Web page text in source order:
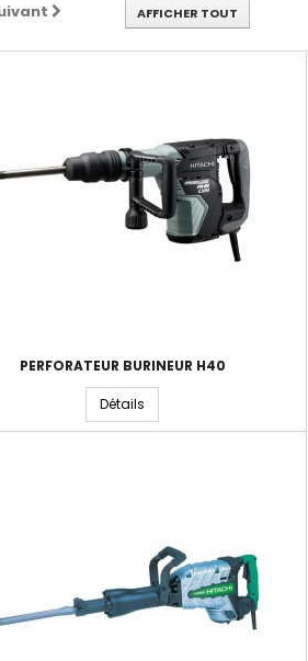
AFFICHER TOUT
PERFORATEUR BURINEUR H40
Détails